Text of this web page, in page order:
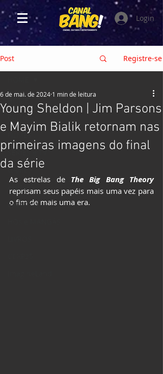
Login
Post Registre-se
CRÍTICAS
FILMES
SÉRIES e TV
GAMES
ANIMES
EVENTOS
Young Sheldon | Jim Parsons
e Mayim Bialik retornam nas
primeiras imagens do final
da série
6 de mai. de 2024 1 min de leitura
As estrelas de The Big Bang Theory
reprisam seus papéis mais uma vez para
o fim de mais uma era.